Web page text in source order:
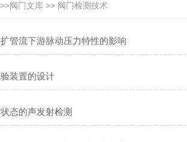
>>阀门文库 >> 阀门检测技术
管流下游脉动压力特性的影响
装置的设计
态的声发射检测